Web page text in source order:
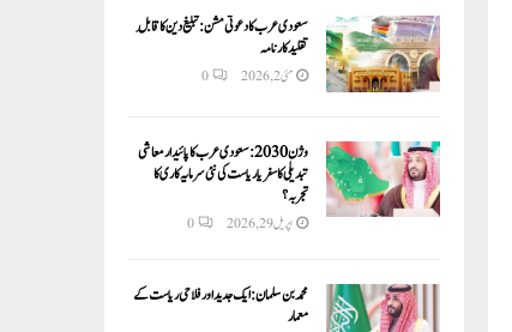
سعودی عرب کا دعوتی مشن: تبلیغ دین کا قابلِ
تقلید کارنامہ
مئی 2, 2026 0
وژن 2030:سعودی عرب کا پائیدار معاشی
تبدیلی کا سفر یا ریاست کی نئی سرمایہ کاری کا
تجربہ؟
اپریل 29, 2026 0
محمد بن سلمان: ایک جدید اور فلاحی ریاست کے
معمار